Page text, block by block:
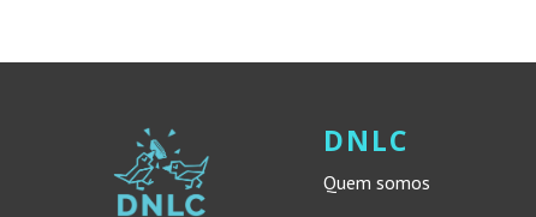
DNLC
Quem somos